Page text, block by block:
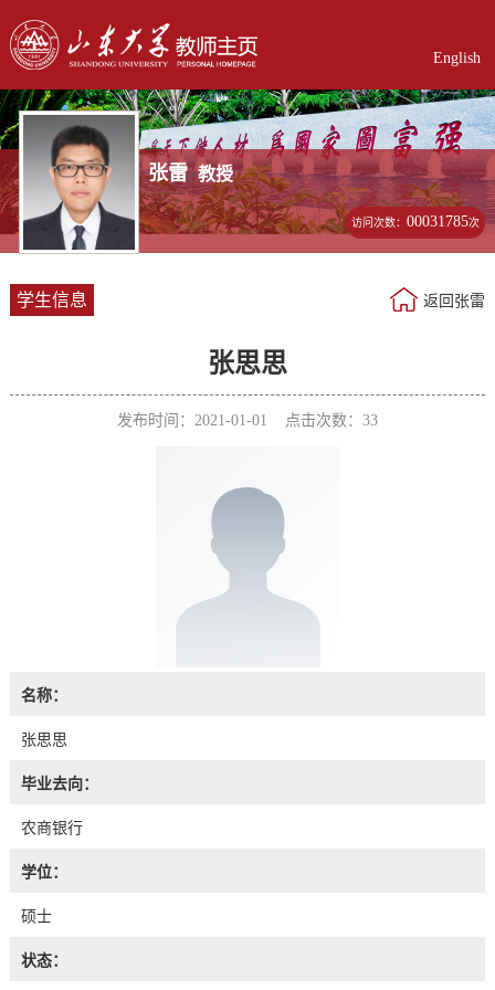
English
张雷 教授
访问次数：00031785次
学生信息 返回张雷
张思思
发布时间：2021-01-01 点击次数： 33
名称：
张思思
毕业去向：
农商银行
学位：
硕士
状态：